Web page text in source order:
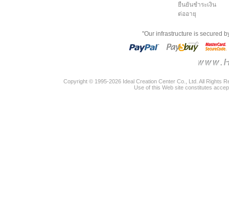
ยืนยันชำระเงิน
ต่ออายุ
"Our infrastructure is secured
Copyright © 1995-2026 Ideal Creation Center Co., Ltd. All Rights
Use of this Web site constitutes